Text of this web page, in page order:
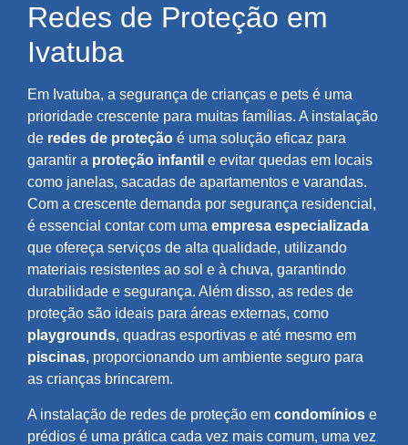
Redes de Proteção em
Ivatuba
Em Ivatuba, a segurança de crianças e pets é uma
prioridade crescente para muitas famílias. A instalação
de redes de proteção é uma solução eficaz para
garantir a proteção infantil e evitar quedas em locais
como janelas, sacadas de apartamentos e varandas.
Com a crescente demanda por segurança residencial,
é essencial contar com uma empresa especializada
que ofereça serviços de alta qualidade, utilizando
materiais resistentes ao sol e à chuva, garantindo
durabilidade e segurança. Além disso, as redes de
proteção são ideais para áreas externas, como
playgrounds, quadras esportivas e até mesmo em
piscinas, proporcionando um ambiente seguro para
as crianças brincarem.
A instalação de redes de proteção em condomínios e
prédios é uma prática cada vez mais comum, uma vez